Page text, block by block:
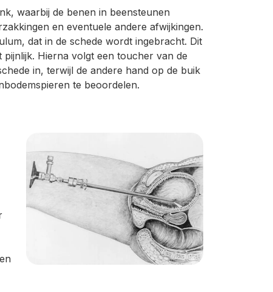
waarbij de benen in beensteunen
en eventuele andere afwijkingen.
dat in de schede wordt ingebracht. Dit
Hierna volgt een toucher van de
in, terwijl de andere hand op de buik
te beoordelen.